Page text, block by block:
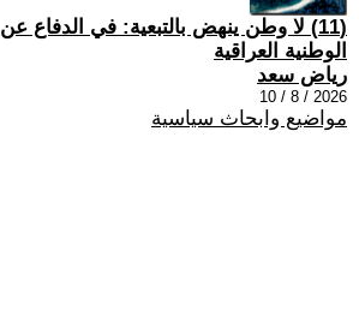
(11) لا وطن ينهض بالتبعية: في الدفاع عن
الوطنية العراقية
رياض سعد
2026 / 8 / 10
مواضيع وابحاث سياسية